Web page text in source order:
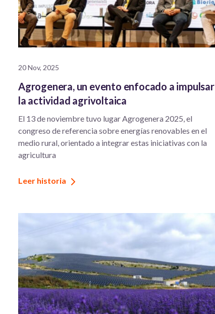
20 Nov, 2025
Agrogenera, un evento enfocado a impulsar
la actividad agrivoltaica
El 13 de noviembre tuvo lugar Agrogenera 2025, el
congreso de referencia sobre energías renovables en el
medio rural, orientado a integrar estas iniciativas con la
agricultura
Leer historia